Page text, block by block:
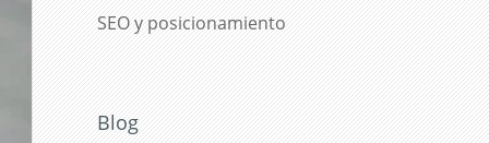
SEO y posicionamiento
Blog